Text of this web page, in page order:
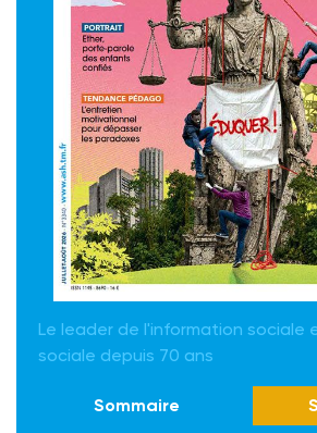
Le leader de l'information sociale
sociale depuis 70 ans
Sommaire